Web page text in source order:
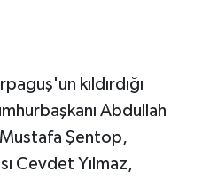
kıldırdığı
Abdullah
Mustafa Şentop,
Cevdet Yılmaz,